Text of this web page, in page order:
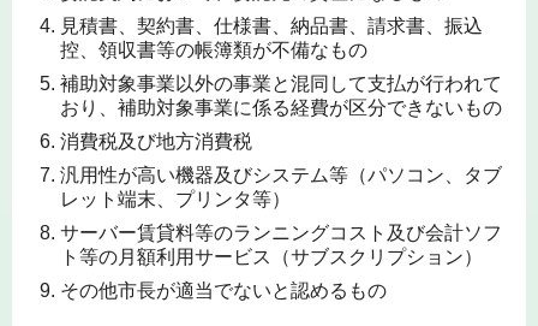
見積書、契約書、仕様書、納品書、請求書、振込
控、領収書等の帳簿類が不備なもの
補助対象事業以外の事業と混同して支払が行われて
おり、補助対象事業に係る経費が区分できないもの
消費税及び地方消費税
汎用性が高い機器及びシステム等（パソコン、タブ
レット端末、プリンタ等）
サーバー賃貸料等のランニングコスト及び会計ソフ
ト等の月額利用サービス（サブスクリプション）
その他市長が適当でないと認めるもの